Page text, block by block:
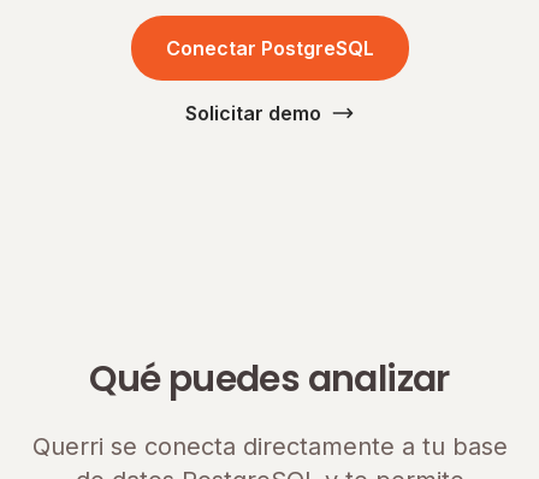
Conectar PostgreSQL
Solicitar demo
Qué puedes analizar
Querri se conecta directamente a tu base